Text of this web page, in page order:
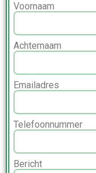
Voornaam
Achternaam
Emailadres
Telefoonnummer
Bericht